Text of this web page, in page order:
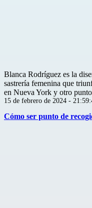
Blanca Rodríguez es la
sastrería femenina que
en Nueva York y otro
Publicada
15 de febrero de 2024 -
Cómo ser punto de